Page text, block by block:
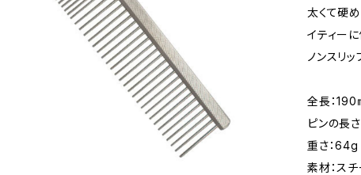
太くて硬
イティー
ノンスリッ
全長：190
ピンの長
重さ：64g
素材：ス